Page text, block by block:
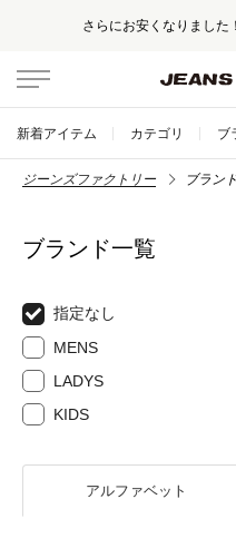
さらにお安くなりました
新着アイテム カテゴリ ブ
ジーンズファクトリー ブラン
ブランド一覧
指定なし
MENS
LADYS
KIDS
アルファベット